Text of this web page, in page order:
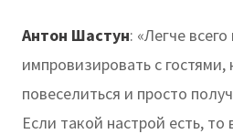
Антон Шастун: «Легче
импровизировать с
повеселиться и просто
Если такой настрой есть, то